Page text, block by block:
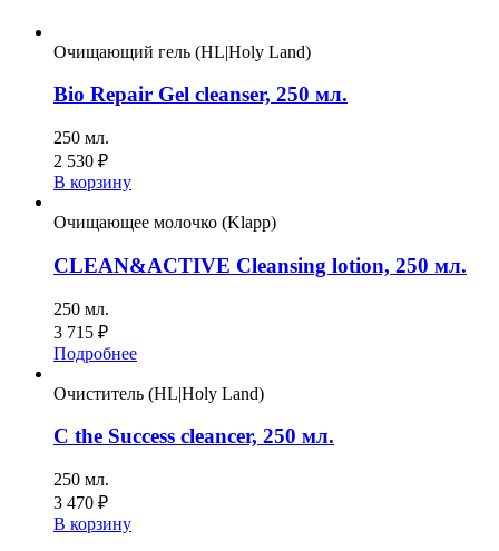
Очищающий гель (HL|Holy Land)
Bio Repair Gel cleanser, 250 мл.
250 мл.
2 530 ₽
В корзину
Очищающее молочко (Klapp)
CLEAN&ACTIVE Cleansing lotion, 250 мл.
250 мл.
3 715 ₽
Подробнее
Очиститель (HL|Holy Land)
C the Success cleancer, 250 мл.
250 мл.
3 470 ₽
В корзину